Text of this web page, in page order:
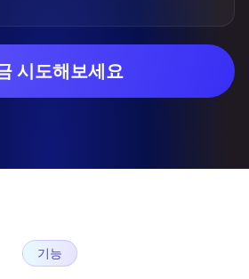
시도해보세요
기능